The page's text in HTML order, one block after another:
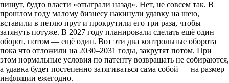
пишут, будто власти «отыграли назад». Нет, не совсем так. В
прошлом году малому бизнесу накинули удавку на шею,
вставили в петлю прут и прокрутили его три раза, чтобы
затянуть потуже. В 2027 году планировали сделать ещё один
оборот, потом — ещё один. Вот эти два контрольные оборота
пока что отложили на 2030–2031 годы, закрутят потом. При
этом нормальные условия по патенту возвращать не собираются,
а удавка будет постепенно затягиваться сама собой — на размер
инфляции ежегодно.